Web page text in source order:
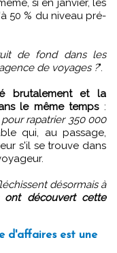
si en janvier, les
50 % du niveau pré-
de fond dans les
de voyages ?".
brutalement et la
le même temps:
rapatrier 350 000
qui, au passage,
s'il se trouve dans
désormais à
ont découvert cette
d'affaires est une